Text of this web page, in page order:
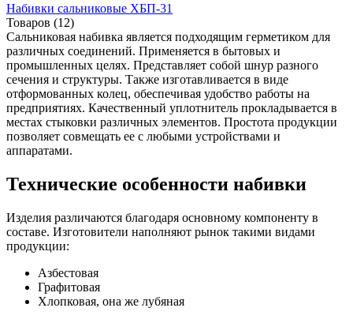
Набивки сальниковые ХБП-31
Товаров (12)
Сальниковая набивка является подходящим герметиком для
различных соединений. Применяется в бытовых и
промышленных целях. Представляет собой шнур разного
сечения и структуры. Также изготавливается в виде
отформованных колец, обеспечивая удобство работы на
предприятиях. Качественный уплотнитель прокладывается в
местах стыковки различных элементов. Простота продукции
позволяет совмещать ее с любыми устройствами и
аппаратами.
Технические особенности набивки
Изделия различаются благодаря основному компоненту в
составе. Изготовители наполняют рынок такими видами
продукции:
Азбестовая
Графитовая
Хлопковая, она же лубяная